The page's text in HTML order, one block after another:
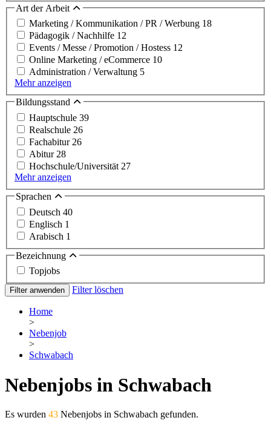
Art der Arbeit
Marketing / Kommunikation / PR / Werbung 18
Pädagogik / Nachhilfe 12
Events / Messe / Promotion / Hostess 12
Online Marketing / eCommerce 10
Administration / Verwaltung 5
Mehr anzeigen
Bildungsstand
Hauptschule 39
Realschule 26
Fachabitur 26
Abitur 28
Hochschule/Universität 27
Mehr anzeigen
Sprachen
Deutsch 40
Englisch 1
Arabisch 1
Bezeichnung
Topjobs
Filter anwenden Filter löschen
Home
>
Nebenjob
>
Schwabach
Nebenjobs in Schwabach
Es wurden 43 Nebenjobs in Schwabach gefunden.